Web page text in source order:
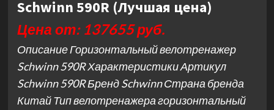
Schwinn 590R (Лучшая цена)
Цена от: 137655 руб.
Описание Горизонтальный велотренажер
Schwinn 590R Характеристики Артикул
Schwinn 590R Бренд Schwinn Страна бренда
Китай Тип велотренажера горизонтальный